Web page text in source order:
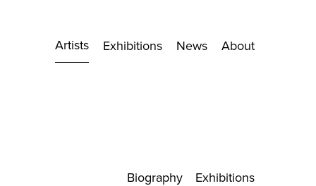
Artists Exhibitions News About
Biography Exhibitions